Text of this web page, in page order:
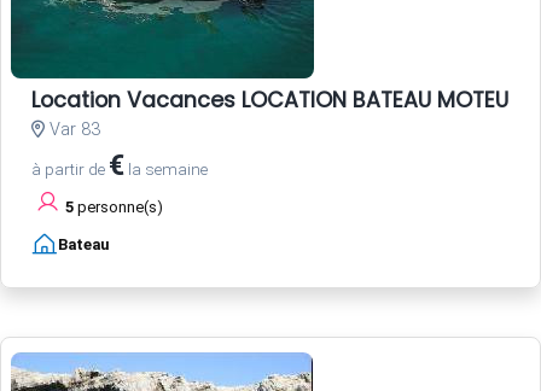
Location Vacances LOCATION BATEAU MOTEUR
Var 83
à partir de € la semaine
5 personne(s)
Bateau